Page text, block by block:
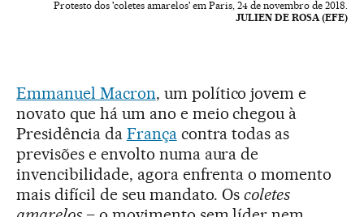
Protesto dos 'coletes amarelos' em Paris, 24 de novembro de 2018.
JULIEN DE ROSA (EFE)
Emmanuel Macron, um político jovem e
novato que há um ano e meio chegou à
Presidência da Françacontra todas as
previsões e envolto numa aura de
invencibilidade, agora enfrenta o momento
mais difícil de seu mandato. Oscoletes